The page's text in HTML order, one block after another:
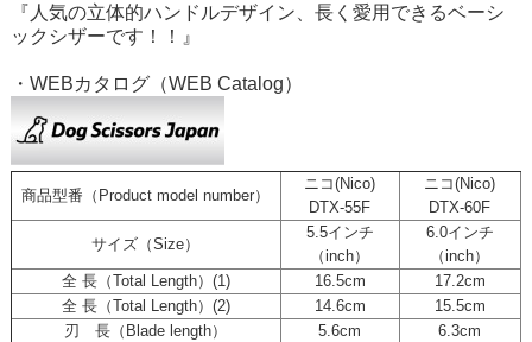
『人気の立体的ハンドルデザイン、長く愛用できるベーシ
ックシザーです！！』
・WEBカタログ（WEB Catalog）
商品型番（Product model number）
ニコ(Nico)
DTX-55F
ニコ(Nico)
DTX-60F
サイズ（Size）
5.5インチ
（inch）
6.0インチ
（inch）
全 長（Total Length）(1)
16.5cm
17.2cm
全 長（Total Length）(2)
14.6cm
15.5cm
刃 長（Blade length）
5.6cm
6.3cm